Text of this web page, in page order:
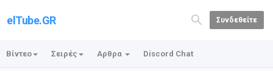
elTube.GR Συνδεθείτε
Βίντεο Σειρές Αρθρα Discord Chat